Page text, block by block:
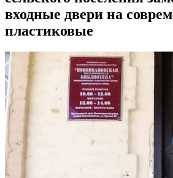
входные двери на
пластиковые